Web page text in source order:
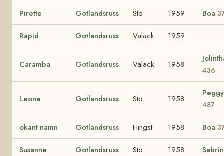
Pirette Gotlandsruss Sto 1959 Boa
Rapid Gotlandsruss Valack 1959
Caramba Gotlandsruss Valack 1958
436
Leona Gotlandsruss Sto 1958
Peggy
487
okänt namn Gotlandsruss Hingst 1958 Boa
Susanne Gotlandsruss Sto 1958